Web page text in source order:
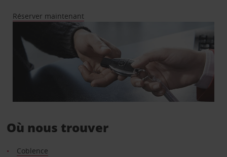
Réserver maintenant
Où nous trouver
Coblence